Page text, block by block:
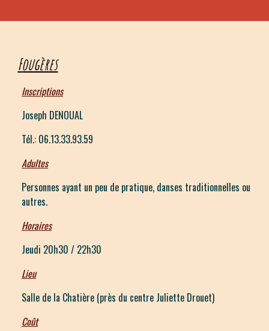
Fougères
Inscriptions
Joseph DENOUAL
Tél.: 06.13.33.93.59
Adultes
Personnes ayant un peu de pratique, danses traditionnelles ou
autres.
Horaires
Jeudi 20h30 / 22h30
Lieu
Salle de la Chatière (près du centre Juliette Drouet)
Coût